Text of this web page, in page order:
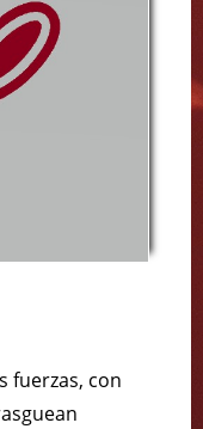
fuerzas, con